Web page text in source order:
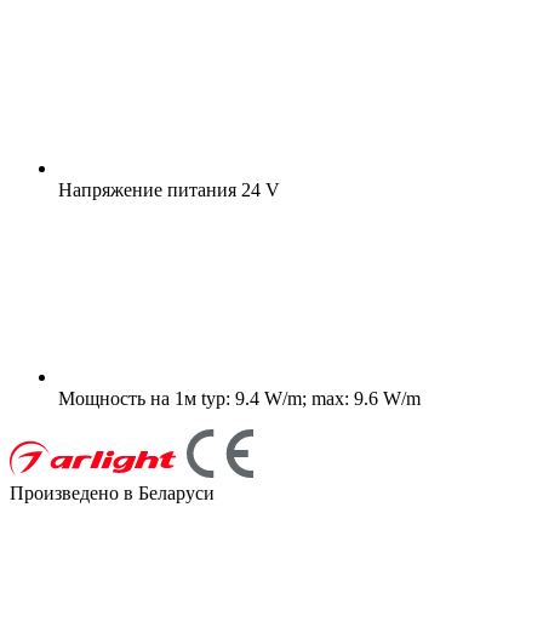
Напряжение питания 24 V
Мощность на 1м typ: 9.4 W/m; max: 9.6 W/m
Произведено в Беларуси